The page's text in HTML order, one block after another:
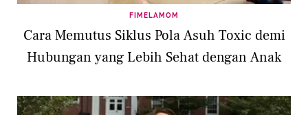
FIMELAMOM
Cara Memutus Siklus Pola Asuh Toxic demi
Hubungan yang Lebih Sehat dengan Anak